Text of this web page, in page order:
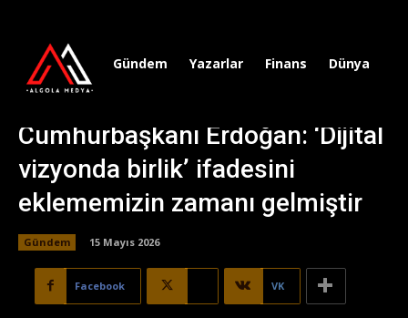
Gündem Yazarlar Finans Dünya
Cumhurbaşkanı Erdoğan: ‘Dijital
vizyonda birlik’ ifadesini
eklememizin zamanı gelmiştir
Gündem 15 Mayıs 2026
Facebook VK